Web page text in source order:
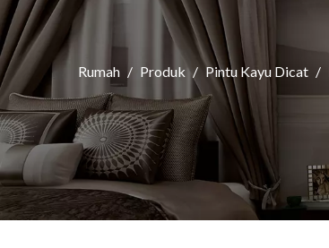
Rumah / Produk / Pintu Kayu Dicat /